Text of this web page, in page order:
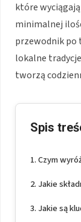
które
minimalnej
przewodnik po
lokalne
tworzą
Spis
Czym
Jakie
Jakie są